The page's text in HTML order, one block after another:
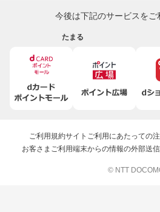
今後は下記のサービスをご
たまる
ご利用規約サイトご利用にあたっての
お客さまご利用端末からの情報の外部送
© NTT